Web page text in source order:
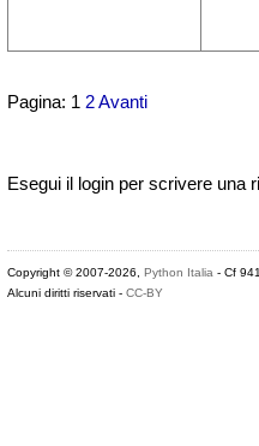
Pagina: 1 2Avanti
Esegui il login per scrivere una
Copyright © 2007-2026, Python Italia- Cf
Alcuni diritti riservati - CC-BY